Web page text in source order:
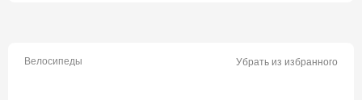
Велосипеды Убрать из избранного